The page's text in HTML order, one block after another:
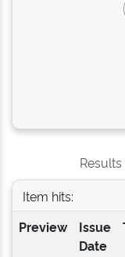
Item hits:
Preview
Issue
Date